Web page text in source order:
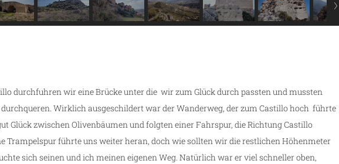
durchfuhren wir eine Brücke unter die wir zum Glück durch passten und mussten
Wirklich ausgeschildert war der Wanderweg, der zum Castillo hoch führte
Glück zwischen Olivenbäumen und folgten einer Fahrspur, die Richtung Castillo
Trampelspur führte uns weiter heran, doch wie sollten wir die restlichen Höhenmeter
sich seinen und ich meinen eigenen Weg. Natürlich war er viel schneller oben,